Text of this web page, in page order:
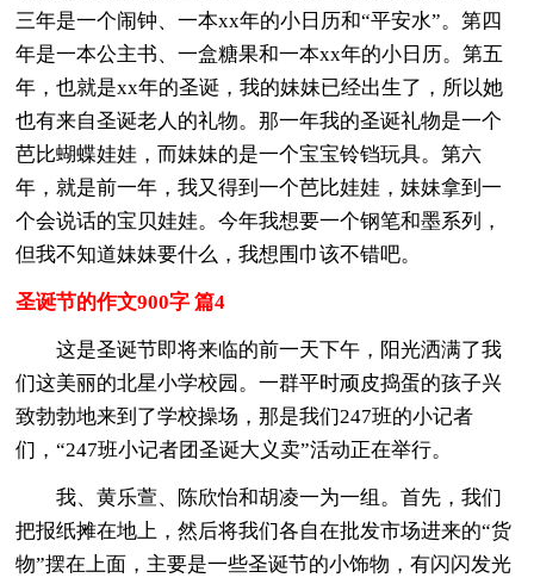
三年是一个闹钟、一本xx年的小日历和“平安水”。第四
年是一本公主书、一盒糖果和一本xx年的小日历。第五
年，也就是xx年的圣诞，我的妹妹已经出生了，所以她
也有来自圣诞老人的礼物。那一年我的圣诞礼物是一个
芭比蝴蝶娃娃，而妹妹的是一个宝宝铃铛玩具。第六
年，就是前一年，我又得到一个芭比娃娃，妹妹拿到一
个会说话的宝贝娃娃。今年我想要一个钢笔和墨系列，
但我不知道妹妹要什么，我想围巾该不错吧。
圣诞节的作文900字 篇4
这是圣诞节即将来临的前一天下午，阳光洒满了我
们这美丽的北星小学校园。一群平时顽皮捣蛋的孩子兴
致勃勃地来到了学校操场，那是我们247班的小记者
们，“247班小记者团圣诞大义卖”活动正在举行。
我、黄乐萱、陈欣怡和胡凌一为一组。首先，我们
把报纸摊在地上，然后将我们各自在批发市场进来的“货
物”摆在上面，主要是一些圣诞节的小饰物，有闪闪发光